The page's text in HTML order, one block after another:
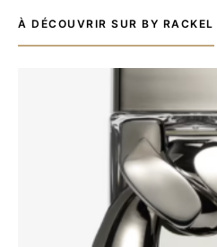
À DÉCOUVRIR SUR BY RACKEL